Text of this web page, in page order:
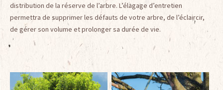
distribution de la réserve de l’arbre. L’élagage d’entretien
permettra de supprimer les défauts de votre arbre, de l’éclaircir,
de gérer son volume et prolonger sa durée de vie.